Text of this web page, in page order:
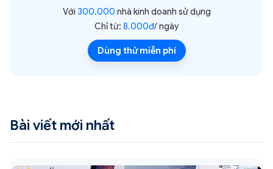
Với 300.000 nhà kinh doanh sử dụng
Chỉ từ: 8.000đ/ ngày
Dùng thử miễn phí
Bài viết mới nhất